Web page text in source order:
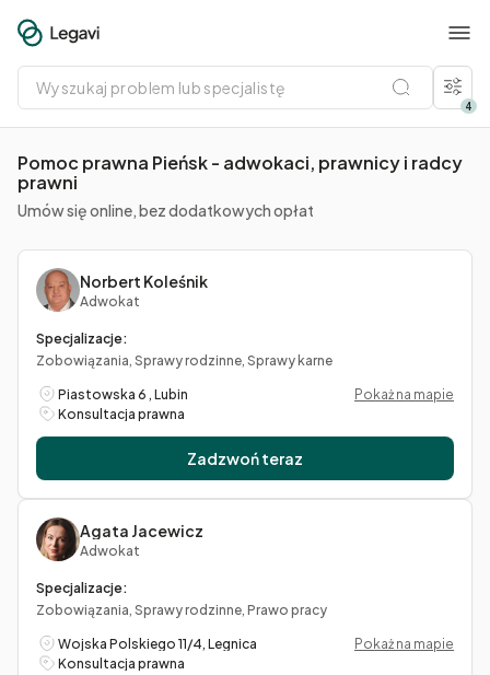
Wyszukaj
problem
lub
specjalistę
4
Pomoc prawna Pieńsk - adwokaci, prawnicy i radcy
prawni
Umów się online, bez dodatkowych opłat
Norbert Koleśnik
Adwokat
Specjalizacje:
Zobowiązania, Sprawy rodzinne, Sprawy karne
Piastowska 6 , Lubin
Pokaż na mapie
Konsultacja prawna
Zadzwoń teraz
Agata Jacewicz
Adwokat
Specjalizacje:
Zobowiązania, Sprawy rodzinne, Prawo pracy
Wojska Polskiego 11/4, Legnica
Pokaż na mapie
Konsultacja prawna